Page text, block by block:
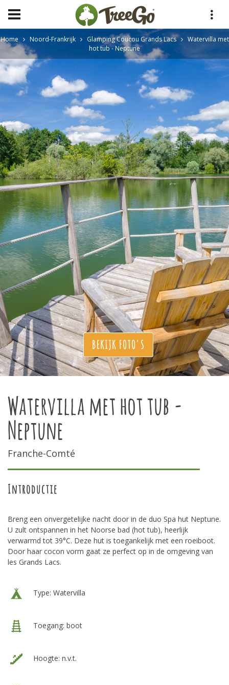
Home Noord-Frankrijk Glamping Coucou Grands Lacs
Watervilla met
hot tub - Neptune
BEKIJK FOTO'S
Watervilla met hot tub -
Neptune
Franche-Comté
Introductie
Breng een onvergetelijke nacht door in de duo Spa hut Neptune.
U zult ontspannen in het Noorse bad (hot tub), heerlijk
verwarmd tot 39°C. Deze hut is toegankelijk met een roeiboot.
Door haar cocon vorm gaat ze perfect op in de omgeving van
les Grands Lacs.
Type: Watervilla
Toegang: boot
Hoogte: n.v.t.